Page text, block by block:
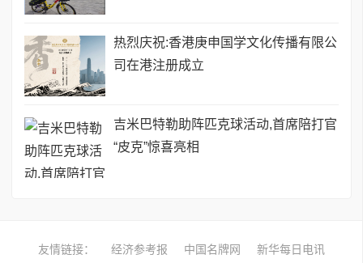
热烈庆祝:香港庚申国学文化传播有限公
司在港注册成立
吉米巴特勒助阵匹克球活动,首席陪打官
“皮克”惊喜亮相
友情链接： 经济参考报 中国名牌网 新华每日电讯